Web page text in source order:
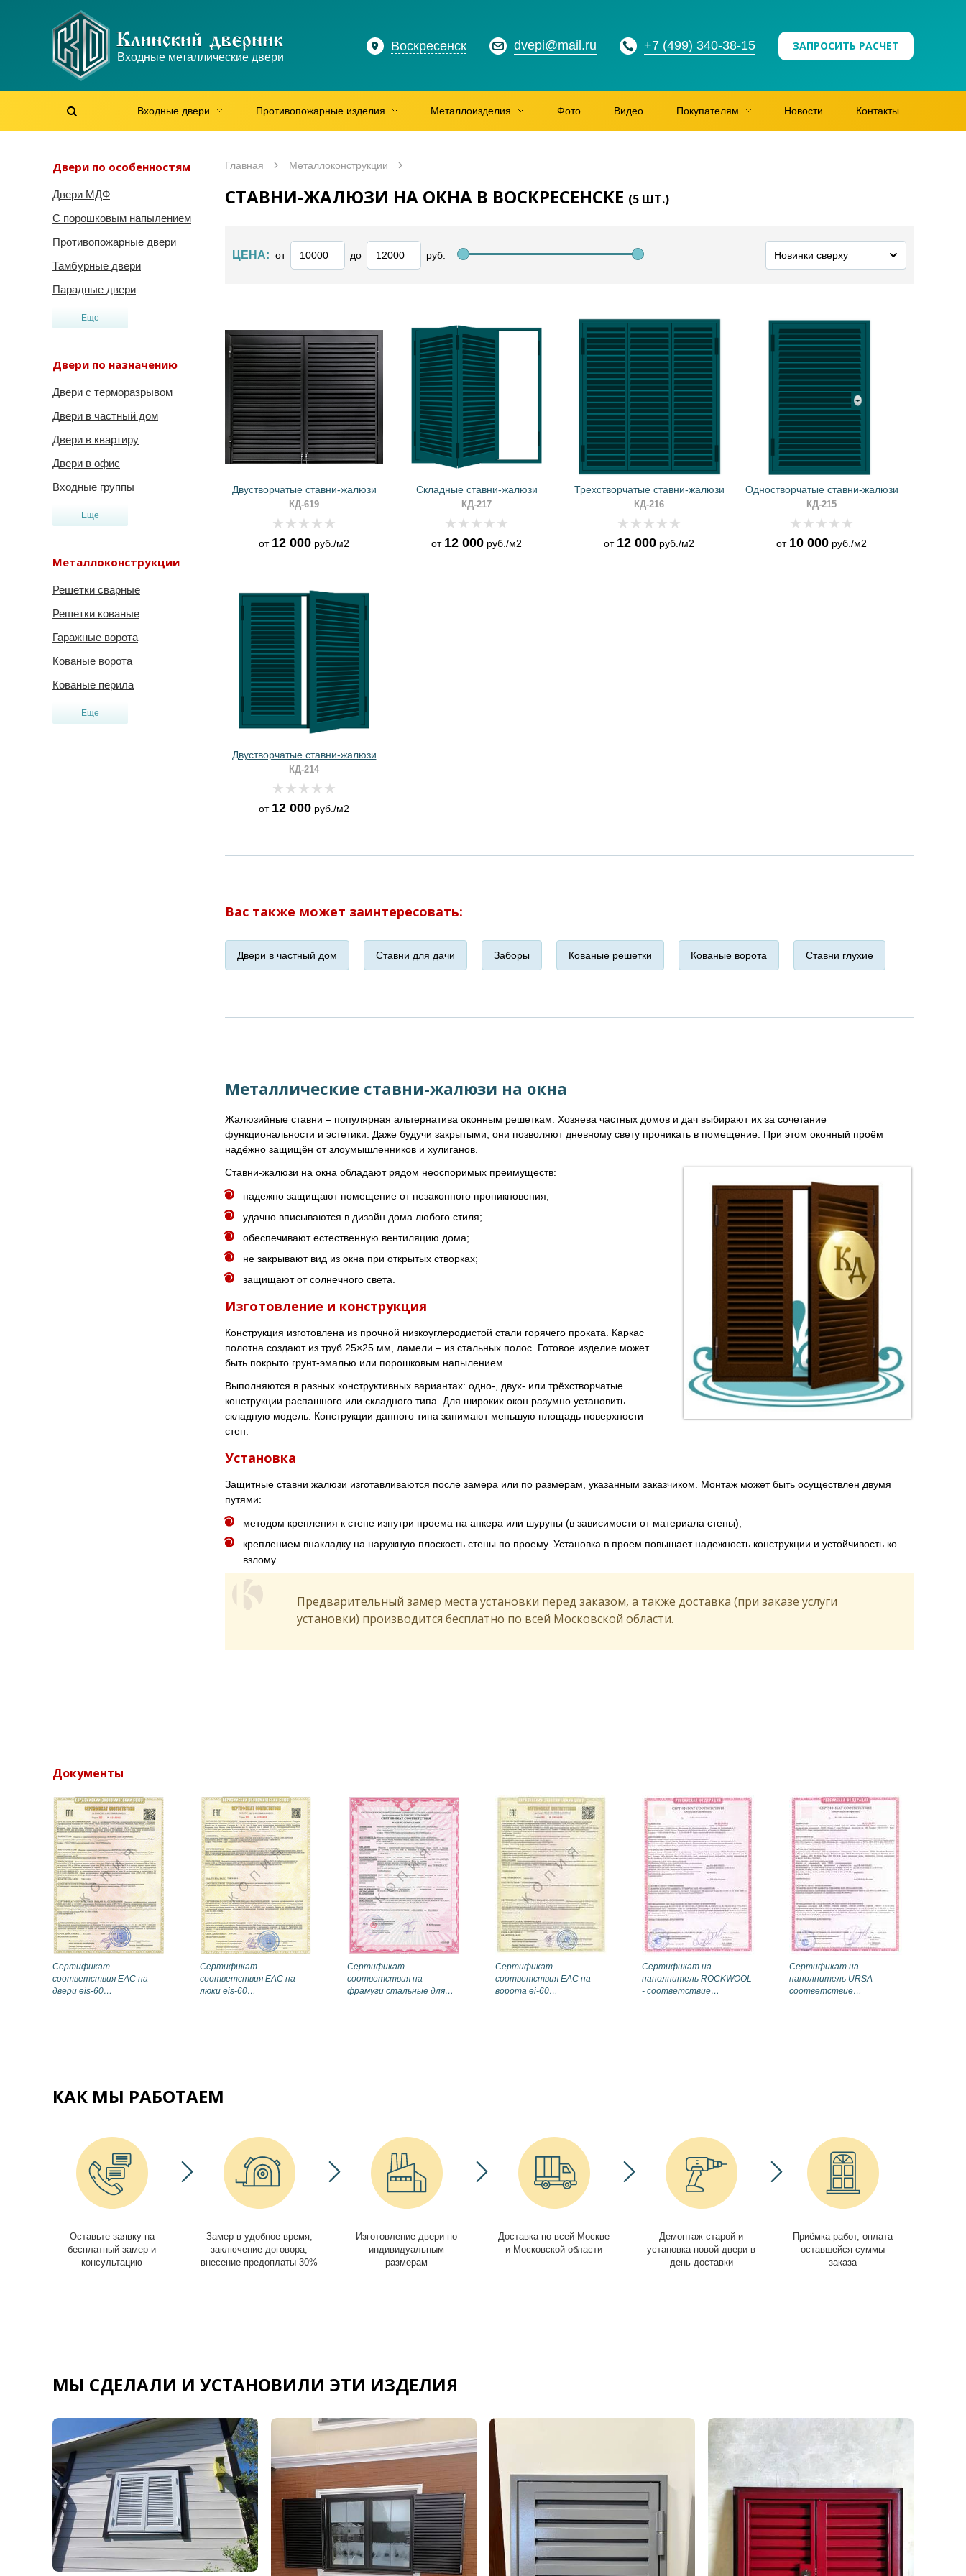
Входные металлические двери
Воскресенск dvepi@mail.ru +7 (499) 340-38-15 ЗАПРОСИТЬ РАСЧЕТ
Входные двери Противопожарные изделия Металлоизделия Фото Видео Покупателям Новости Контакты
Двери по особенностям
Двери МДФ
С порошковым напылением
Противопожарные двери
Тамбурные двери
Парадные двери
Еще
Двери по назначению
Двери с терморазрывом
Двери в частный дом
Двери в квартиру
Двери в офис
Входные группы
Еще
Металлоконструкции
Решетки сварные
Решетки кованые
Гаражные ворота
Кованые ворота
Кованые перила
Еще
Главная Металлоконструкции
СТАВНИ-ЖАЛЮЗИ НА ОКНА В ВОСКРЕСЕНСКЕ (5 ШТ.)
ЦЕНА: от до руб.
Двустворчатые ставни-жалюзи
КД-619
от 12 000 руб./м2
Складные ставни-жалюзи
КД-217
от 12 000 руб./м2
Трехстворчатые ставни-жалюзи
КД-216
от 12 000 руб./м2
Одностворчатые ставни-жалюзи
КД-215
от 10 000 руб./м2
Двустворчатые ставни-жалюзи
КД-214
от 12 000 руб./м2
Вас также может заинтересовать:
Двери в частный дом Ставни для дачи Заборы Кованые решетки Кованые ворота Ставни глухие
Металлические ставни-жалюзи на окна
Жалюзийные ставни – популярная альтернатива оконным решеткам. Хозяева частных домов и дач выбирают их за сочетание
функциональности и эстетики. Даже будучи закрытыми, они позволяют дневному свету проникать в помещение. При этом оконный проём
надёжно защищён от злоумышленников и хулиганов.
Ставни-жалюзи на окна обладают рядом неоспоримых преимуществ:
надежно защищают помещение от незаконного проникновения;
удачно вписываются в дизайн дома любого стиля;
обеспечивают естественную вентиляцию дома;
не закрывают вид из окна при открытых створках;
защищают от солнечного света.
Изготовление и конструкция
Конструкция изготовлена из прочной низкоуглеродистой стали горячего проката. Каркас
полотна создают из труб 25×25 мм, ламели – из стальных полос. Готовое изделие может
быть покрыто грунт-эмалью или порошковым напылением.
Выполняются в разных конструктивных вариантах: одно-, двух- или трёхстворчатые
конструкции распашного или складного типа. Для широких окон разумно установить
складную модель. Конструкции данного типа занимают меньшую площадь поверхности
стен.
Установка
Защитные ставни жалюзи изготавливаются после замера или по размерам, указанным заказчиком. Монтаж может быть осуществлен двумя
путями:
методом крепления к стене изнутри проема на анкера или шурупы (в зависимости от материала стены);
креплением внакладку на наружную плоскость стены по проему. Установка в проем повышает надежность конструкции и устойчивость ко
взлому.
Предварительный замер места установки перед заказом, а также доставка (при заказе услуги
установки) производится бесплатно по всей Московской области.
Документы
Сертификат
соответствия EAC на
двери eis-60
Сертификат
соответствия EAC на
люки eis-60
Сертификат
соответствия на
фрамуги стальные для
Сертификат
соответствия EAC на
ворота ei-60
Сертификат на
наполнитель ROCKWOOL
- соответствие
Сертификат на
наполнитель URSA -
соответствие
КАК МЫ РАБОТАЕМ
Оставьте заявку на
бесплатный замер и
консультацию
Замер в удобное время,
заключение договора,
внесение предоплаты 30%
Изготовление двери по
индивидуальным
размерам
Доставка по всей Москве
и Московской области
Демонтаж старой и
установка новой двери в
день доставки
Приёмка работ, оплата
оставшейся суммы
заказа
МЫ СДЕЛАЛИ И УСТАНОВИЛИ ЭТИ ИЗДЕЛИЯ
Max
Мы онлайн!
WhatsApp
Мы онлайн!
Telegram
Мы онлайн!
Max
Мы онлайн!
WhatsApp
Мы онлайн!